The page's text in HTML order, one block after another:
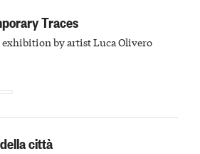
Traces
by artist Luca Olivero
città